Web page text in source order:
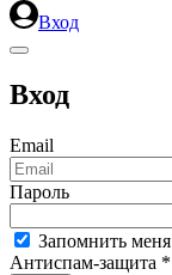
Вход
Вход
Email
Пароль
Запомнить меня
Антиспам-защита *